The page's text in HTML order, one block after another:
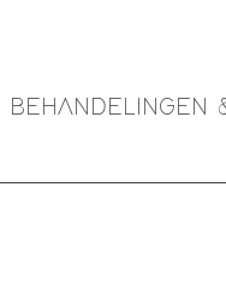
BEHANDELINGEN